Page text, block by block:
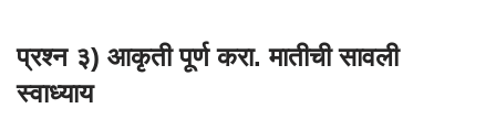
प्रश्न ३) आकृती पूर्ण करा. मातीची सावली
स्वाध्याय